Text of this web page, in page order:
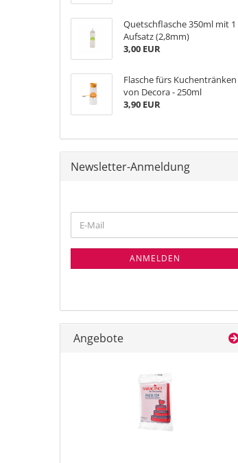
Quetschflasche 350ml mit 1
Aufsatz (2,8mm)
3,00 EUR
Flasche fürs Kuchentränken
von Decora - 250ml
3,90 EUR
Newsletter-Anmeldung
ZUR
NEWSLETTER-
E-
Mail
ANMELDEN
Angebote